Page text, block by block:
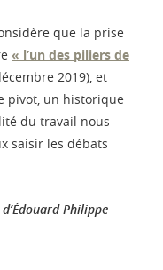
que la prise
« l’un des piliers de
2019), et
pivot, un historique
du travail nous
saisir les débats
Philippe